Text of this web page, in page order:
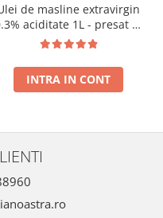
de masline extravirgin
aciditate 1L - presat la
rece RECOLTA NOUA
INTRA IN CONT